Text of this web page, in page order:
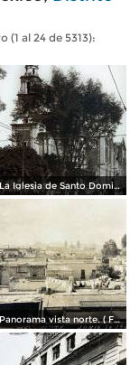
al 24 de 5313):
La Iglesia de Santo Domingo.
Panorama vista norte. ( Fechada el 20 de Junio de 1905 ).